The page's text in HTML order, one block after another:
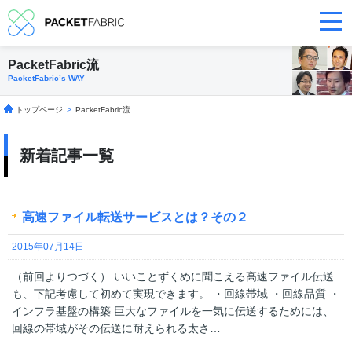
PacketFabric流
PacketFabric’s WAY
トップページ > PacketFabric流
新着記事一覧
高速ファイル転送サービスとは？その２
2015年07月14日
（前回よりつづく） いいことずくめに聞こえる高速ファイル伝送
も、下記考慮して初めて実現できます。 ・回線帯域 ・回線品質 ・
インフラ基盤の構築 巨大なファイルを一気に伝送するためには、
回線の帯域がその伝送に耐えられる太さ…